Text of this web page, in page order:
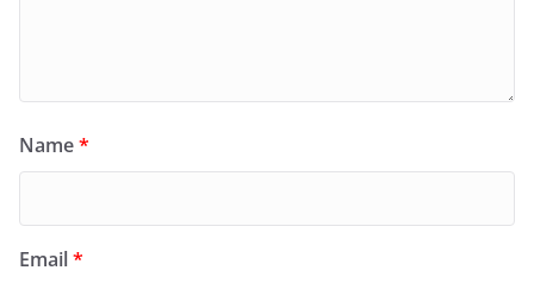
Name*
Email*